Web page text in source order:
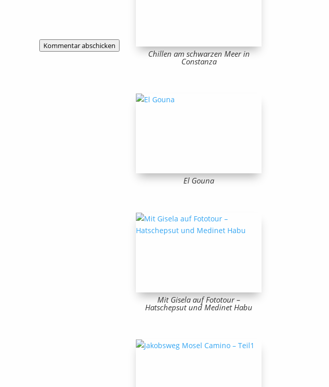
Kommentar abschicken
Chillen am schwarzen Meer in
Constanza
El Gouna
Mit Gisela auf Fototour –
Hatschepsut und Medinet Habu